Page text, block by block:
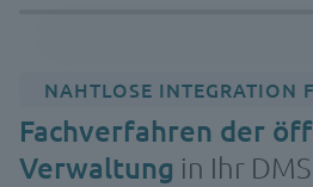
NAHTLOSE INTEGRATION
Fachverfahren der
Verwaltung in Ihr